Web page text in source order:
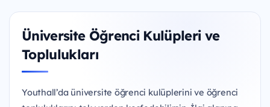
Üniversite Öğrenci Kulüpleri ve
Toplulukları
Youthall’da üniversite öğrenci kulüplerini ve öğrenci